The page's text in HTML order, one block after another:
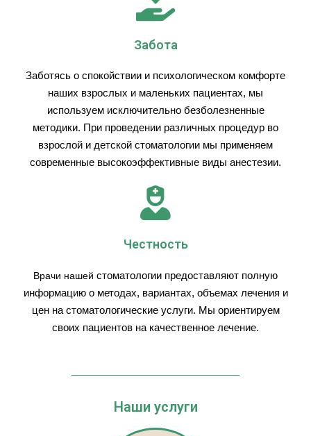
Забота
Заботясь о спокойствии и психологическом комфорте
наших взрослых и маленьких пациентах, мы
используем исключительно безболезненные
методики. При проведении различных процедур во
взрослой и детской стоматологии мы применяем
современные высокоэффективные виды анестезии.
Честность
Врачи нашей стоматологии предоставляют полную
информацию о методах, вариантах, объемах лечения и
цен на стоматологические услуги. Мы ориентируем
своих пациентов на качественное лечение.
Наши услуги